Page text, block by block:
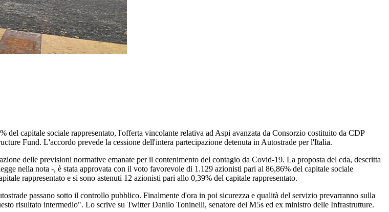
capitale sociale rappresentato, l'offerta vincolante relativa ad Aspi avanzata da Consorzio costituito da CDP
Fund. L'accordo prevede la cessione dell'intera partecipazione detenuta in Autostrade per l'Italia.
delle previsioni normative emanate per il contenimento del contagio da Covid-19. La proposta del cda, descritta
nella nota -, è stata approvata con il voto favorevole di 1.129 azionisti pari al 86,86% del capitale sociale
rappresentato e si sono astenuti 12 azionisti pari allo 0,39% del capitale rappresentato.
passano sotto il controllo pubblico. Finalmente d'ora in poi sicurezza e qualità del servizio prevarranno sulla
risultato intermedio". Lo scrive su Twitter Danilo Toninelli, senatore del M5s ed ex ministro delle Infrastrutture.